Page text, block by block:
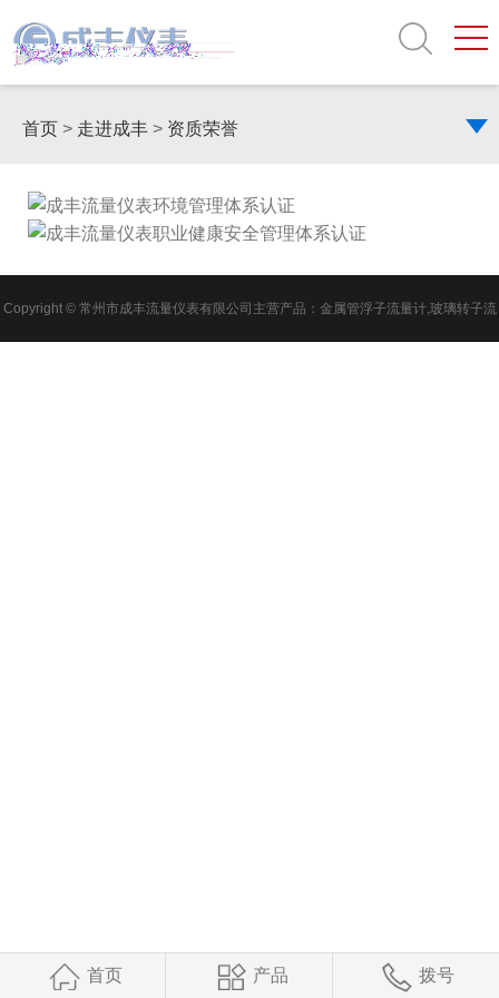
首页 > 走进成丰 > 资质荣誉
Copyright © 常州市成丰流量仪表有限公司主营产品： 金属管浮子流量计,玻璃转子流
首页 产品 拨号